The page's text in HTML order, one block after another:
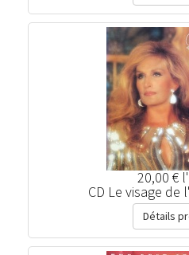
20,00 €
CD Le visage de
Détails